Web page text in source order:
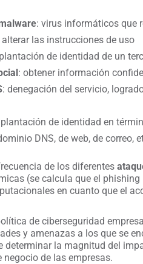
: virus informáticos que
las instrucciones de uso
de identidad de un
: obtener información
: denegación del servicio,
de identidad en
DNS, de web, de correo,
de los diferentes
(se calcula que el
en cuanto que el
de ciberseguridad
y amenazas a los que se
determinar la magnitud del
negocio de las empresas.